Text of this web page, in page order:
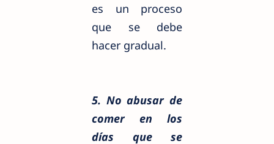
es un proceso
que se debe
hacer gradual.
5. No abusar de
comer en los
días que se